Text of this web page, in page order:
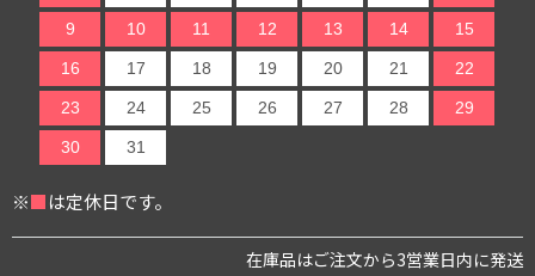
9 10 11 12 13 14 15
16 17 18 19 20 21 22
23 24 25 26 27 28 29
30 31
※■は定休日です。
在庫品はご注文から3営業日内に発送